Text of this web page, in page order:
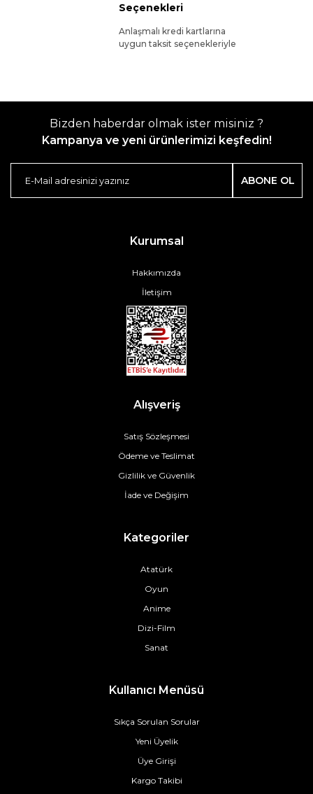
Seçenekleri
Anlaşmalı kredi kartlarına
uygun taksit seçenekleriyle
Bizden haberdar olmak ister misiniz ?
Kampanya ve yeni ürünlerimizi keşfedin!
ABONE OL
Kurumsal
Hakkımızda
İletişim
Alışveriş
Satış Sözleşmesi
Ödeme ve Teslimat
Gizlilik ve Güvenlik
İade ve Değişim
Kategoriler
Atatürk
Oyun
Anime
Dizi-Film
Sanat
Kullanıcı Menüsü
Sıkça Sorulan Sorular
Yeni Üyelik
Üye Girişi
Kargo Takibi